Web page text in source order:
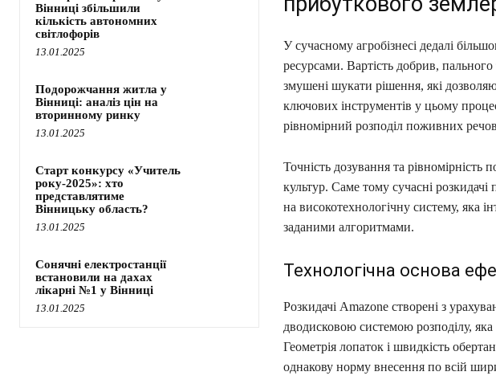
Вінниці збільшили
кількість автономних
світлофорів
13.01.2025
Подорожчання житла у
Вінниці: аналіз цін на
вторинному ринку
13.01.2025
Старт конкурсу «Учитель
року-2025»: хто
представлятиме
Вінницьку область?
13.01.2025
Сонячні електростанції
встановили на дахах
лікарні №1 у Вінниці
13.01.2025
У сучасному агробізнесі дедалі
ресурсами. Вартість добрив, пального
змушені шукати рішення, які
ключових інструментів у цьому
рівномірний розподіл поживних
Точність дозування та
культур. Саме тому сучасні
на високотехнологічну систему, яка
заданими алгоритмами.
Технологічна основа
Розкидачі Amazone створені з
дводисковою системою розподілу,
Геометрія лопаток і швидкість
однакову норму внесення по всій